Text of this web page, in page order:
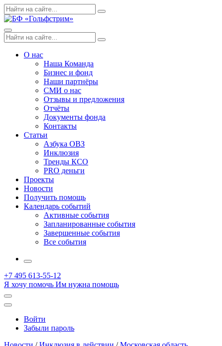
Skip
to
Поиск
по:
Search
Menu
Поиск
по:
Search
О нас
Наша Команда
Бизнес и фонд
Наши партнёры
СМИ о нас
Отзывы и предложения
Отчёты
Документы фонда
Контакты
Статьи
Азбука ОВЗ
Инклюзия
Тренды КСО
PRO деньги
Проекты
Новости
Получить помощь
Календарь событий
Активные события
Запланированные события
Завершенные события
Все события
More
+7 495 613-55-12
Я хочу помочь Им нужна помощь
Открыть
поиск
Профиль
Войти
Забыли пароль